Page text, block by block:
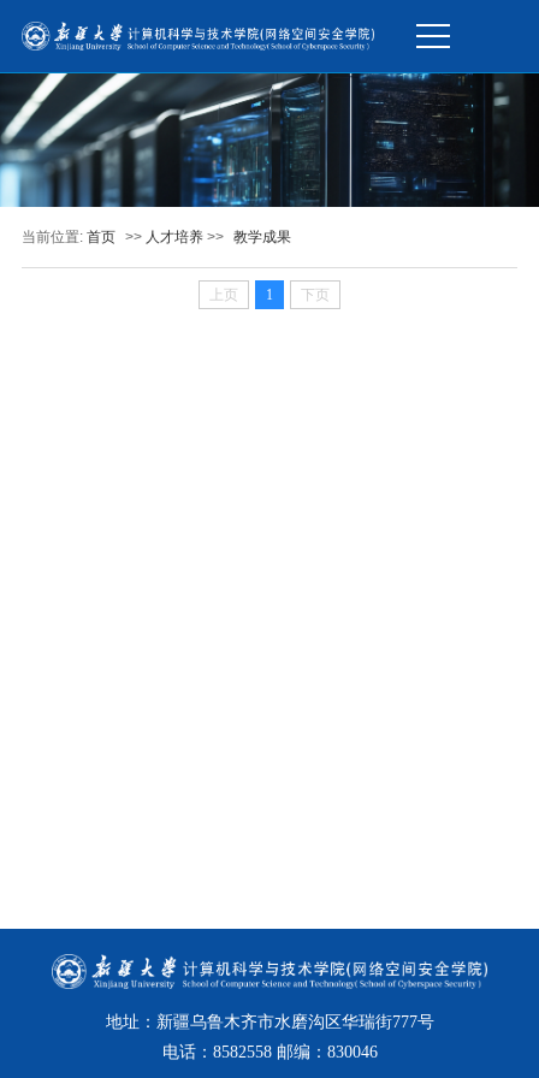
当前位置: 首页 >> 人才培养>> 教学成果
上页 1 下页
地址：新疆乌鲁木齐市水磨沟区华瑞街777号
电话：8582558 邮编：830046